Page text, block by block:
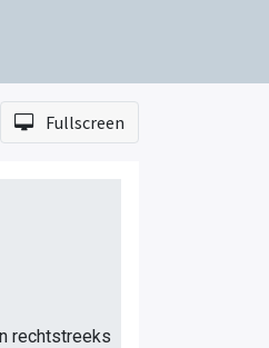
Fullscreen
rechtstreeks